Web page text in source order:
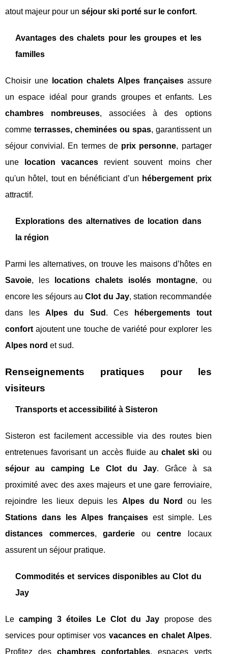
atout majeur pour un séjour ski porté sur le confort.
Avantages des chalets pour les groupes et les
familles
Choisir une location chalets Alpes françaisesassure
un espace idéal pour grands groupes et enfants. Les
chambres nombreuses, associées à des options
comme terrasses, cheminées ou spas, garantissent un
séjour convivial. En termes de prix personne, partager
une
location vacances revient souvent moins cher
qu'un hôtel, tout en bénéficiant d’un hébergement prix
attractif.
Explorations des alternatives de location dans
la région
Parmi les alternatives, on trouve les maisons d’hôtes en
Savoie, les locations chalets isolés montagne, ou
encore les séjours auClot du Jay, station recommandée
dans lesAlpes du Sud . Ces
hébergements tout
confort ajoutent une touche de variété pour explorer les
Alpes nord et sud.
Renseignements pratiques pour les
visiteurs
Transports et accessibilité à Sisteron
Sisteron est facilement accessible via des routes bien
entretenues favorisant un accès fluide auchalet ski ou
séjour au camping Le Clot du Jay. Grâce à sa
proximité avec des axes majeurs et une gare ferroviaire,
rejoindre les lieux depuis lesAlpes du Nord
ou les
Stations dans les Alpes françaisesest simple. Les
distances commerces,garderie oucentre locaux
assurent un séjour pratique.
Commodités et services disponibles au Clot du
Jay
Lecamping 3 étoiles Le Clot du Jay propose des
services pour optimiser vos vacances en chalet Alpes.
Profitez deschambres confortables, espaces verts